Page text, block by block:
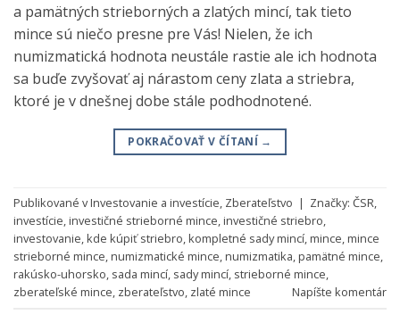
a pamätných strieborných a zlatých mincí, tak tieto
mince sú niečo presne pre Vás! Nielen, že ich
numizmatická hodnota neustále rastie ale ich hodnota
sa buďe zvyšovať aj nárastom ceny zlata a striebra,
ktoré je v dnešnej dobe stále podhodnotené.
POKRAČOVAŤ V ČÍTANÍ →
Publikované vInvestovanie a investície, Zberateľstvo | Značky: ČSR,
investície,investičné strieborné mince,investičné striebro,
investovanie,kde kúpiť striebro,kompletné sady mincí,mince,mince
strieborné mince,numizmatické mince,numizmatika,pamätné mince,
rakúsko-uhorsko, sada mincí, sady mincí, strieborné mince,
zberateľské mince, zberateľstvo, zlaté mince Napíšte komentár